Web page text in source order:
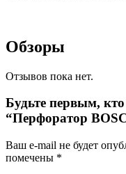
Обзоры
Отзывов пока нет.
Будьте первым,
“Перфоратор
Ваш e-mail не будет
помечены *